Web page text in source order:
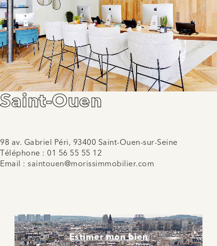
Saint-Ouen
98 av. Gabriel Péri, 93400 Saint-Ouen-sur-Seine
Téléphone : 01 56 55 55 12
Email : saintouen@morissimmobilier.com
Estimer mon bien